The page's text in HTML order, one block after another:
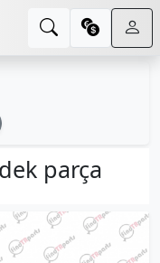
parça